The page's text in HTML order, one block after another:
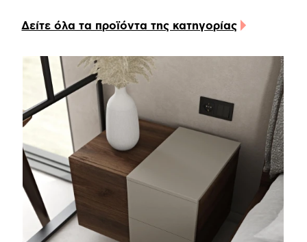
δημιουργεί την αίσθηση πως “αιωρείται ” στο
αντιχαρακτικό coating για ιδιαίτερη αντοχή σε
γρατζουνιές και εύκολο καθάρισμα των πιο
απαιτητικών λεκέδων.
Η συρταριέρα διαθέτει τρία μεγάλα συρτάρια
αποθήκευσης, το εσωτερικό των οποίων είναι
κατασκευασμένο από ανάγλυφη μελαμίνη σε linen
beige χρώμα, ενώ οι μηχανισμοί είναι ρόδας
Teflon με ιδιαίτερη αντοχή στο βάρος και την
χρόνια χρήση.
Ακόμη, μπορούν πολύ εύκολα να τοποθετηθούν
μηχανισμοί soft close για αθόρυβη λειτουργία των
συρταριών. Επίσης, μπορείτε να αναβαθμίσετε το
Δείτε όλα τα προϊόντα της κατηγορίας